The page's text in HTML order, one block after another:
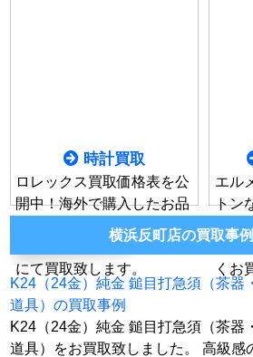
時計買取
ロレックス買取価格表を公
開中！海外で購入したお品
やギャランティ、付属品の
ないお品物も相場限界価格
にて買取致します。
エル
トン
高価
ら状
くお
横浜反町店の買取事
K24（24金）純金 鎚目打急須（茶器
道具）の買取事例
K24（24金）純金 鎚目打急須（茶器
道具）をお買取致しました。 高級感